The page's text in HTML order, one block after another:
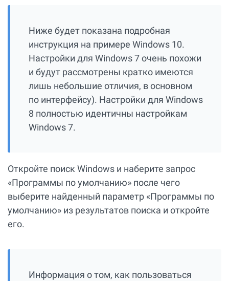
Ниже будет показана подробная
инструкция на примере Windows 10.
Настройки для Windows 7 очень похожи
и будут рассмотрены кратко имеются
лишь небольшие отличия, в основном
по интерфейсу). Настройки для Windows
8 полностью идентичны настройкам
Windows 7.
Откройте поиск Windows и наберите запрос
«Программы по умолчанию» после чего
выберите найденный параметр «Программы по
умолчанию» из результатов поиска и откройте
его.
Информация о том, как пользоваться